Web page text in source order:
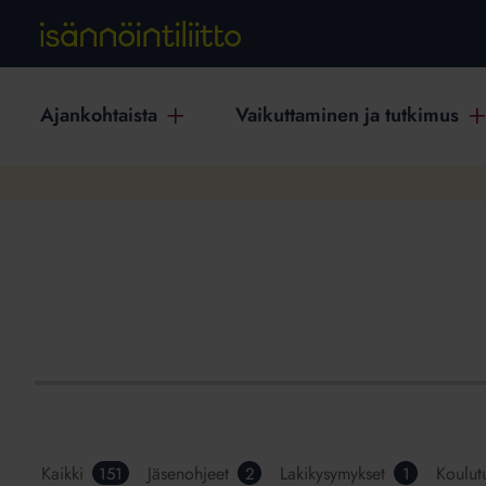
Ajankohtaista Vaikuttaminen ja tutkimus
Kaikki 151 Jäsenohjeet 2 Lakikysymykset 1